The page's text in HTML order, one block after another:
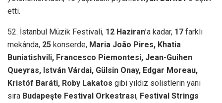
etti.
52. İstanbul Müzik Festivali, 12 Haziran’a kadar, 17 farklı
mekânda, 25 konserde, Maria João Pires, Khatia
Buniatishvili, Francesco Piemontesi, Jean-Guihen
Queyras, István Várdai, Gülsin Onay, Edgar Moreau,
Kristóf Baráti, Roby Lakatos gibi yıldız solistlerin yanı
sıra Budapeşte Festival Orkestrası, Festival Strings